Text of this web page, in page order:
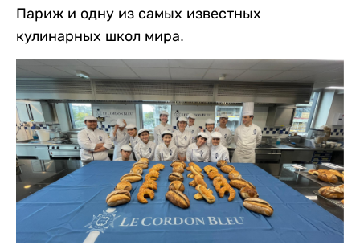
Париж и одну из самых известных
кулинарных школ мира.